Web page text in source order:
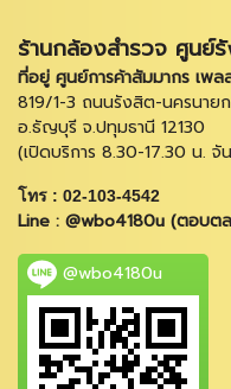
ร้านกล้องสำรวจ ศูนย์
ที่อยู่ ศูนย์การค้าสัมมากร เพ
819/1-3 ถนนรังสิต-นครนาย
อ.ธัญบุรี จ.ปทุมธานี 12130
(เปิดบริการ 8.30-17.30 น. จั
โทร : 02-103-4542
Line : @wbo4180u (ตอบ
@wbo4180u